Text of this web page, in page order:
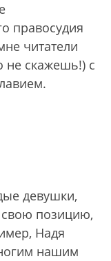
правосудия
читатели
не скажешь!) с
девушки,
позицию,
Надя
нашим